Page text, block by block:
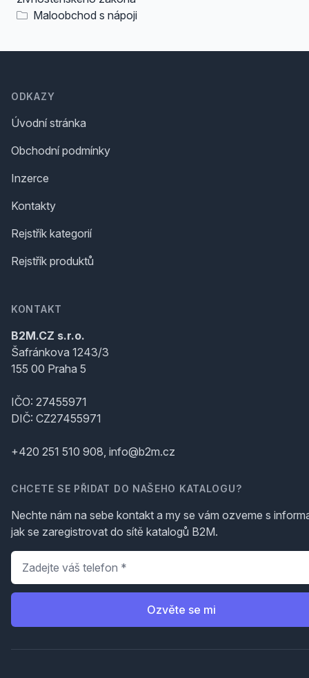
Maloobchod s nápoji
ODKAZY
Úvodní stránka
Obchodní podmínky
Inzerce
Kontakty
Rejstřík kategorií
Rejstřík produktů
KONTAKT
B2M.CZ s.r.o.
Šafránkova 1243/3
155 00 Praha 5
IČO: 27455971
DIČ: CZ27455971
+420 251 510 908, info@b2m.cz
CHCETE SE PŘIDAT DO NAŠEHO KATALOGU?
Nechte nám na sebe kontakt a my se vám ozveme s
jak se zaregistrovat do sítě katalogů B2M.
Telefon
Ozvěte se mi